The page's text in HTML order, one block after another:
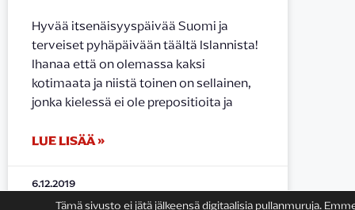
Hyvää itsenäisyyspäivää Suomi ja
terveiset pyhäpäivään täältä Islannista!
Ihanaa että on olemassa kaksi
kotimaata ja niistä toinen on sellainen,
jonka kielessä ei ole prepositioita ja
LUE LISÄÄ »
6.12.2019
Tämä sivusto ei jätä jälkeensä digitaalisia pullanmuruja.